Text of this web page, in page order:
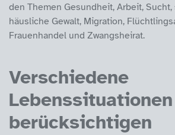
den Themen Gesundheit, Arbeit,
häusliche Gewalt, Migration,
Frauenhandel und Zwangsheirat.
Verschiedene
Lebenssituationen
berücksichtigen